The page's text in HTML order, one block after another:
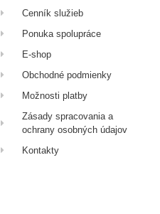
Cenník služieb
Ponuka spolupráce
E-shop
Obchodné podmienky
Možnosti platby
Zásady spracovania a
ochrany osobných údajov
Kontakty